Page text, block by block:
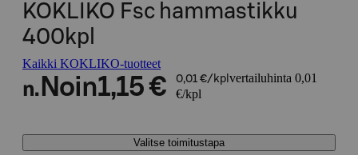
KOKLIKO Fsc hammastikku
400kpl
Kaikki KOKLIKO-tuotteet
n. Noin1,15 € 0,01 €/kpl vertailuhinta 0,01
€/kpl
Valitse toimitustapa